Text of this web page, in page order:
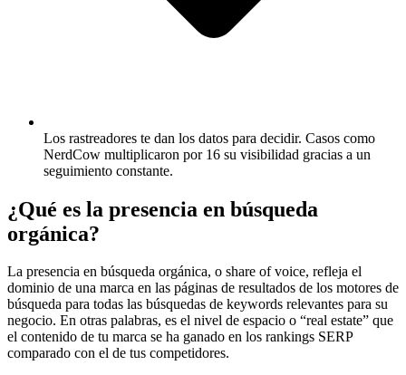
Los rastreadores te dan los datos para decidir. Casos como
NerdCow multiplicaron por 16 su visibilidad gracias a un
seguimiento constante.
¿Qué es la presencia en búsqueda
orgánica?
La presencia en búsqueda orgánica, o share of voice, refleja el
dominio de una marca en las páginas de resultados de los motores de
búsqueda para todas las búsquedas de keywords relevantes para su
negocio. En otras palabras, es el nivel de espacio o “real estate” que
el contenido de tu marca se ha ganado en los rankings SERP
comparado con el de tus competidores.